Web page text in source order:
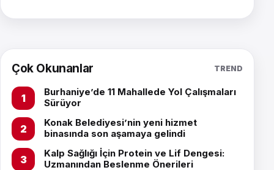
Çok Okunanlar TREND
Burhaniye’de 11 Mahallede Yol Çalışmaları
Sürüyor
Konak Belediyesi’nin yeni hizmet
binasında son aşamaya gelindi
Kalp Sağlığı İçin Protein ve Lif Dengesi:
Uzmanından Beslenme Önerileri